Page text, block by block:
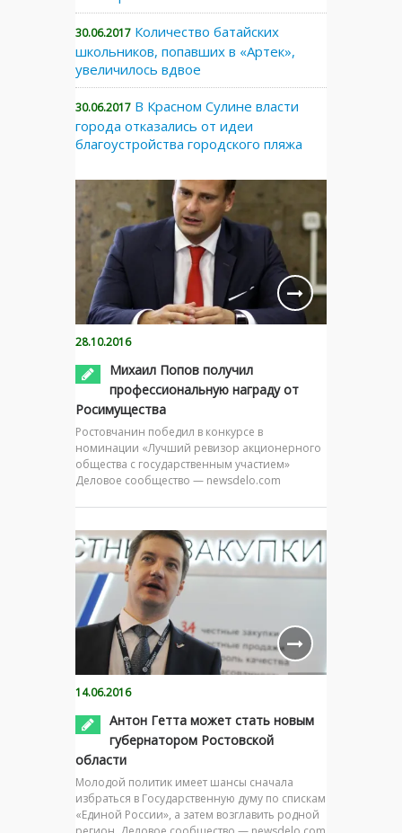
30.06.2017 Количество батайских
школьников, попавших в «Артек»,
увеличилось вдвое
30.06.2017 В Красном Сулине власти
города отказались от идеи
благоустройства городского пляжа
28.10.2016
Михаил Попов получил
профессиональную награду от
Росимущества
Ростовчанин победил в конкурсе в
номинации «Лучший ревизор акционерного
общества с государственным участием»
Деловое сообщество — newsdelo.com
14.06.2016
Антон Гетта может стать новым
губернатором Ростовской
области
Молодой политик имеет шансы сначала
избраться в Государственную думу по спискам
«Единой России», а затем возглавить родной